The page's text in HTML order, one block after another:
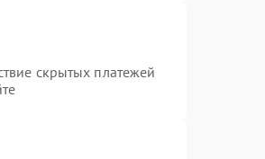
скрытых платежей